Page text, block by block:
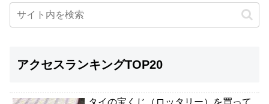
アクセスランキングTOP20
タイの宝くじ（ロッタリー）を買って